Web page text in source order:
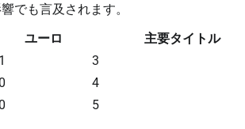
でも言及されます。
ユーロ
主要タイトル
1
3
0
4
0 5